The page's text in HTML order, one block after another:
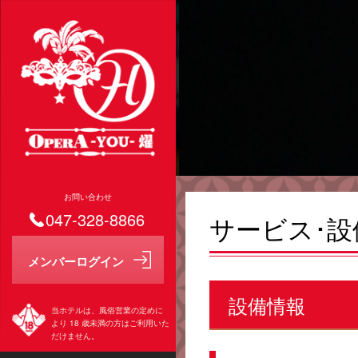
当ホテルは、風俗営業の定めに
より 18 歳未満の方はご利用いた
だけません。
お問い合わせ
047-328-8866 サービス･
設備情報